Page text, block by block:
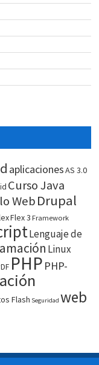
aplicacionesAS 3.0
Curso Java
WebDrupal
Flex 3 Framework
Lenguaje de
Linux
PHP PHP-
Flash Seguridad web